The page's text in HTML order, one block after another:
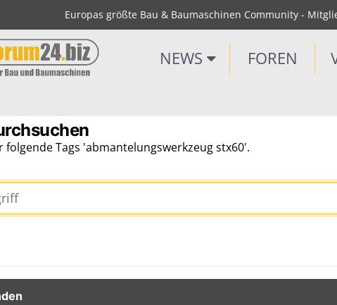
Europas größte Bau & Baumaschinen Community -
NEWS FOREN
folgende Tags 'abmantelungswerkzeug stx60'.